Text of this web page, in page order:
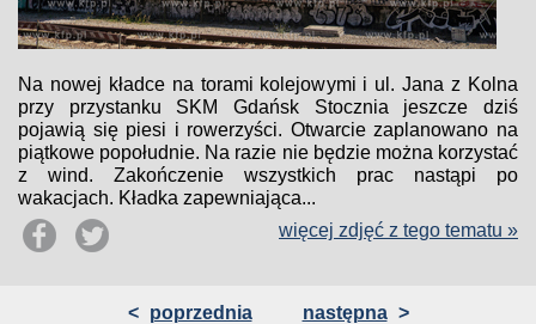
Na nowej kładce na torami kolejowymi i ul. Jana z Kolna
przy przystanku SKM Gdańsk Stocznia jeszcze dziś
pojawią się piesi i rowerzyści. Otwarcie zaplanowano na
piątkowe popołudnie. Na razie nie będzie można korzystać
z wind. Zakończenie wszystkich prac nastąpi po
wakacjach. Kładka zapewniająca...
więcej zdjęć z tego tematu »
< poprzednia następna >